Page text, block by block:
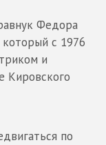
Федора
который с 1976
и
Кировского
по